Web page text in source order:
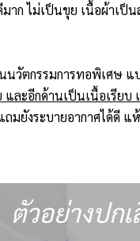
าก ไม่เป็นขุย เนื้อผ้าเป็
นวัตกรรมการทอพิเศษ
ละอีกด้านเป็นเนื้อเรียบ
มยังระบายอากาศได้ดี แ
ตัวอย่างปก